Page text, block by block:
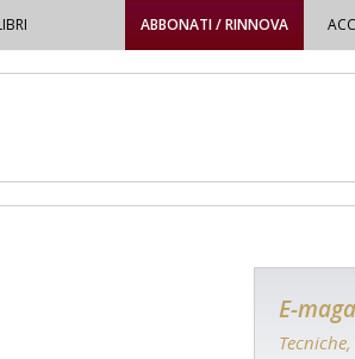
ABBONATI / RINNOVA
E-